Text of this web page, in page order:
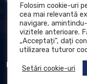
Primăria Municipiului
Folosim cookie-uri
cea mai relevantă
navigare,
vizitele anterioare.
„Acceptați”, dați
utilizarea tuturor
Setări cookie-uri